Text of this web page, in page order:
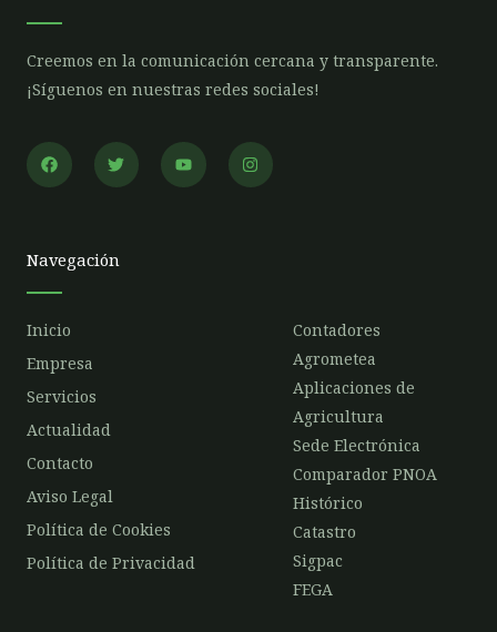
Creemos en la comunicación cercana y transparente.
¡Síguenos en nuestras redes sociales!
F
a
c
k
T
w
i
Y
o
u
I
n
s
Navegación
Inicio
Empresa
Servicios
Actualidad
Contacto
Aviso Legal
Política de Cookies
Política de Privacidad
Contadores
Agrometea
Aplicaciones de
Agricultura
Sede Electrónica
Comparador PNOA
Histórico
Catastro
Sigpac
FEGA